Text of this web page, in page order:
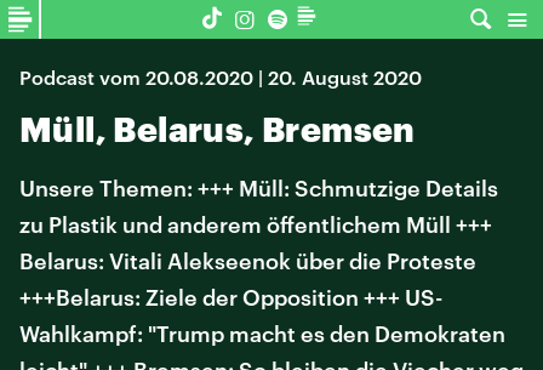
Podcast vom 20.08.2020 | 20. August 2020
Müll, Belarus, Bremsen
Unsere Themen: +++ Müll: Schmutzige Details
zu Plastik und anderem öffentlichem Müll +++
Belarus: Vitali Alekseenok über die Proteste
+++Belarus: Ziele der Opposition +++ US-
Wahlkampf: "Trump macht es den Demokraten